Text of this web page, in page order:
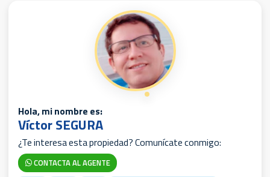
Hola, mi nombre es:
Víctor SEGURA
¿Te interesa esta propiedad? Comunícate conmigo:
CONTACTA AL AGENTE